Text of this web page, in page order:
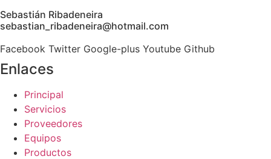
Sebastián Ribadeneira
sebastian_ribadeneira@hotmail.com
Facebook Twitter Google-plus Youtube Github
Enlaces
Principal
Servicios
Proveedores
Equipos
Productos